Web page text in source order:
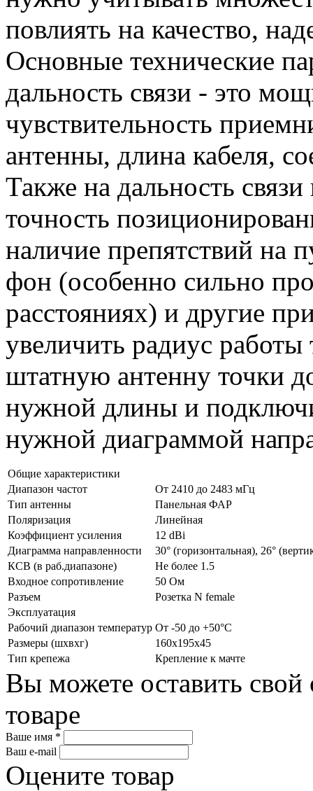
повлиять на качество,
Основные технические
дальность связи - это
чувствительность
антенны, длина кабеля,
Также на дальность связи
точность
наличие препятствий на
фон (особенно сильно
расстояниях) и другие
увеличить радиус работы
штатную антенну точки
нужной длины и
нужной диаграммой
Общие характеристики
Диапазон частот
От 2410 до 2483 мГц
Тип антенны
Панельная ФАР
Поляризация
Линейная
Коэффициент усиления
12 dBi
Диаграмма направленности
30° (горизонтальная), 26°
КСВ (в раб.диапазоне)
Не более 1.5
Входное сопротивление
50 Ом
Разъем
Розетка N female
Эксплуатация
Рабочий диапазон температур От -50 до +50°С
Размеры (шхвхг)
160х195х45
Тип крепежа
Крепление к мачте
Вы можете оставить свой
товаре
Ваше имя *
Ваш e-mail
Оцените товар